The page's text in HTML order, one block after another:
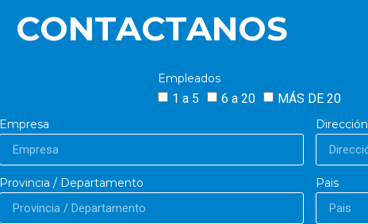
CONTACTANOS
Empleados
1 a 5 6 a 20 MÁS DE 20
Empresa Dirección
Provincia / Departamento Pais